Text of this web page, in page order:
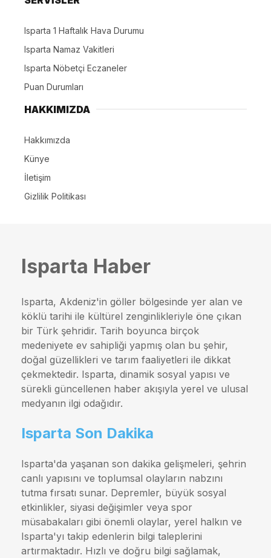
Isparta 1 Haftalık Hava Durumu
Isparta Namaz Vakitleri
Isparta Nöbetçi Eczaneler
Puan Durumları
HAKKIMIZDA
Hakkımızda
Künye
İletişim
Gizlilik Politikası
Isparta Haber
Isparta, Akdeniz'in göller bölgesinde yer alan ve
köklü tarihi ile kültürel zenginlikleriyle öne çıkan
bir Türk şehridir. Tarih boyunca birçok
medeniyete ev sahipliği yapmış olan bu şehir,
doğal güzellikleri ve tarım faaliyetleri ile dikkat
çekmektedir. Isparta, dinamik sosyal yapısı ve
sürekli güncellenen haber akışıyla yerel ve ulusal
medyanın ilgi odağıdır.
Isparta Son Dakika
Isparta'da yaşanan son dakika gelişmeleri, şehrin
canlı yapısını ve toplumsal olayların nabzını
tutma fırsatı sunar. Depremler, büyük sosyal
etkinlikler, siyasi değişimler veya spor
müsabakaları gibi önemli olaylar, yerel halkın ve
Isparta'yı takip edenlerin bilgi taleplerini
artırmaktadır. Hızlı ve doğru bilgi sağlamak,